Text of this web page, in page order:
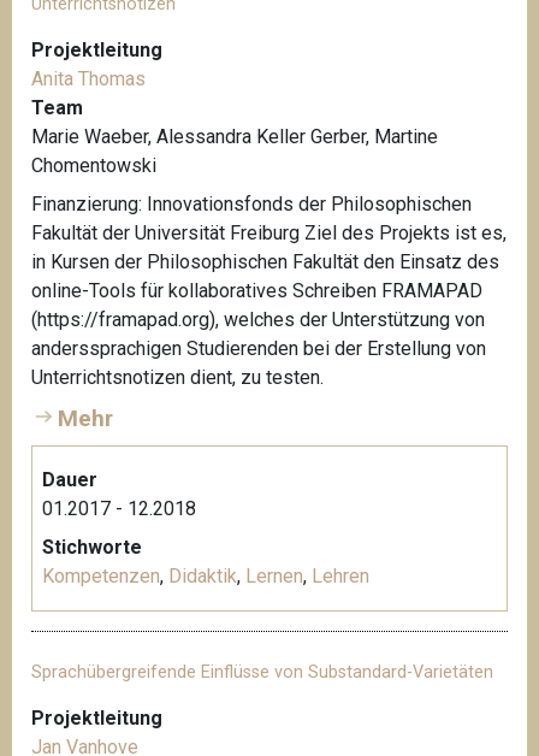
Unterrichtsnotizen
Projektleitung
Anita Thomas
Team
Marie Waeber, Alessandra Keller Gerber, Martine
Chomentowski
Finanzierung: Innovationsfonds der Philosophischen
Fakultät der Universität Freiburg Ziel des Projekts ist es,
in Kursen der Philosophischen Fakultät den Einsatz des
online-Tools für kollaboratives Schreiben FRAMAPAD
(https://framapad.org), welches der Unterstützung von
anderssprachigen Studierenden bei der Erstellung von
Unterrichtsnotizen dient, zu testen.
Mehr
Dauer
01.2017 - 12.2018
Stichworte
Kompetenzen, Didaktik, Lernen, Lehren
Sprachübergreifende Einflüsse von Substandard-Varietäten
Projektleitung
Jan Vanhove